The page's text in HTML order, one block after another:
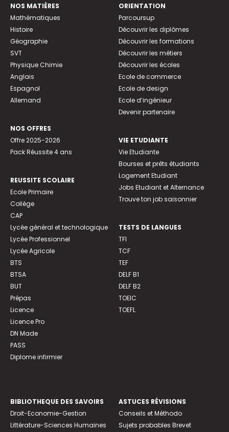
NOS MATIÈRES
Mathématiques
Histoire
Géographie
SVT
Physique Chimie
Anglais
Espagnol
Allemand
NOS OFFRES
Offre 2025-2026
Pack Réussite 4 ans
REUSSITE SCOLAIRE
Ecole Primaire
Collège
CAP
Lycée général et technologique
Lycée Professionnel
Lycée Agricole
BTS
BTSA
BUT
Prépas
Licence
Licence Pro
DN Made
PASS
Diplome infirmier
ORIENTATION
Parcoursup
Découvrir les diplômes
Découvrir les formations
Découvrir les métiers
Découvrir les écoles
Ecole de commerce
Ecole de design
Ecole d’ingénieur
Devenir partenaire
VIE ETUDIANTE
Vie Etudiante
Bourses et prêts étudiants
Logement Etudiant
Jobs Etudiant et Alternance
Trouve ton job saisonnier
TESTS DE LANGUES
TFI
TCF
TEF
DELF B1
DELF B2
TOEIC
TOEFL
BIBLIOTHEQUE DES SAVOIRS
Droit-Economie-Gestion
Littérature-Sciences Humaines
ASTUCES RÉVISIONS
Conseils et Méthodo
Sujets probables Brevet